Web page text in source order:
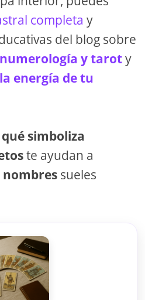
completa y
del blog sobre
y taroty
energía de tu
qué simboliza
te ayudan a
nombres sueles